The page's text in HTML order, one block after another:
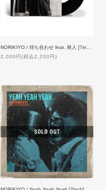
2,000円(税込2,200円)